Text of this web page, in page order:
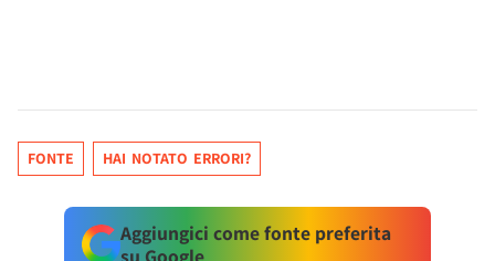
FONTE HAI NOTATO ERRORI?
Aggiungici come fonte preferita